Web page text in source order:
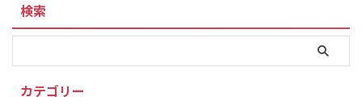
検索
カテゴリー